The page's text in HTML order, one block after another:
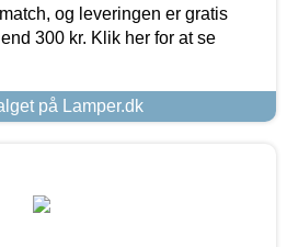
og leveringen er gratis
300 kr. Klik her for at se
på Lamper.dk